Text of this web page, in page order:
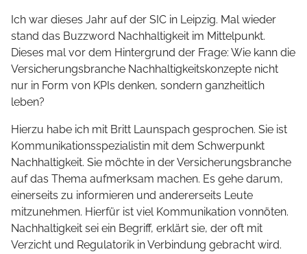
Ich war dieses Jahr auf der SIC in Leipzig. Mal wieder
stand das Buzzword Nachhaltigkeit im Mittelpunkt.
Dieses mal vor dem Hintergrund der Frage: Wie kann die
Versicherungsbranche Nachhaltigkeitskonzepte nicht
nur in Form von KPIs denken, sondern ganzheitlich
leben?
Hierzu habe ich mit Britt Launspach gesprochen. Sie ist
Kommunikationsspezialistin mit dem Schwerpunkt
Nachhaltigkeit. Sie möchte in der Versicherungsbranche
auf das Thema aufmerksam machen. Es gehe darum,
einerseits zu informieren und andererseits Leute
mitzunehmen. Hierfür ist viel Kommunikation vonnöten.
Nachhaltigkeit sei ein Begriff, erklärt sie, der oft mit
Verzicht und Regulatorik in Verbindung gebracht wird.